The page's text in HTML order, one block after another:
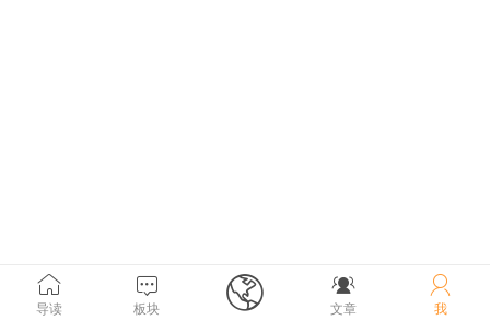

导读

板块  
文章

我